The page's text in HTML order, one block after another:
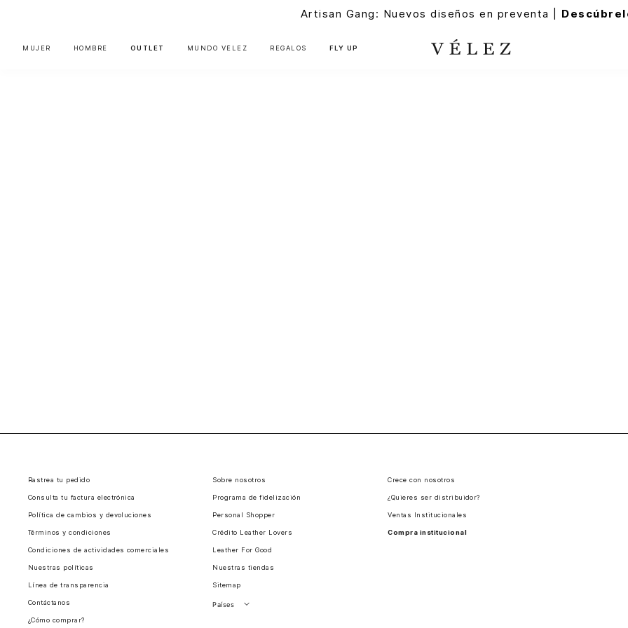
Artisan Gang: Nuevos diseños en preventa |
MUJER HOMBRE OUTLET MUNDO VÉLEZ REGALOS FLY UP
Rastrea tu pedido
Consulta tu factura electrónica
Política de cambios y devoluciones
Términos y condiciones
Condiciones de actividades comerciales
Nuestras políticas
Línea de transparencia
Contáctanos
¿Cómo comprar?
Sobre nosotros
Programa de fidelización
Personal Shopper
Crédito Leather Lovers
Leather For Good
Nuestras tiendas
Sitemap
Países
Crece con nosotros
¿Quieres ser distribuidor?
Ventas Institucionales
Compra institucional